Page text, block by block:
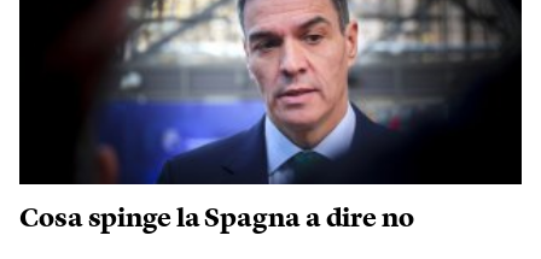
Cosa spinge la Spagna a dire no